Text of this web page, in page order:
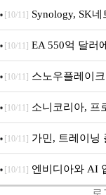
[10/11] Synology, SK
판매 파트너십 체결
[10/11] EA 550억 달러
전망
[10/11] 스노우플레이
서울’ 개최
[10/11] 소니코리아, 프
[10/11] 가민, 트레이닝
수로 선수와 코치에
[10/11] 엔비디아와 AI